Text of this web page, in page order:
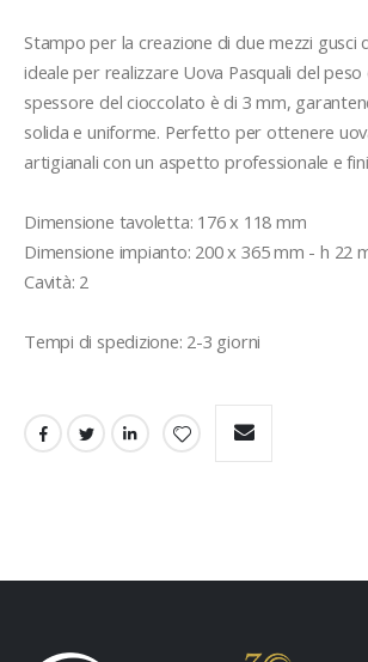
Stampo per la creazione di due mezzi gusci
ideale per realizzare Uova Pasquali del peso
spessore del cioccolato è di 3 mm,
solida e uniforme. Perfetto per ottenere
artigianali con un aspetto professionale e
Dimensione tavoletta: 176 x 118 mm
Dimensione impianto: 200 x 365 mm - h 22
Cavità: 2
Tempi di spedizione: 2-3 giorni